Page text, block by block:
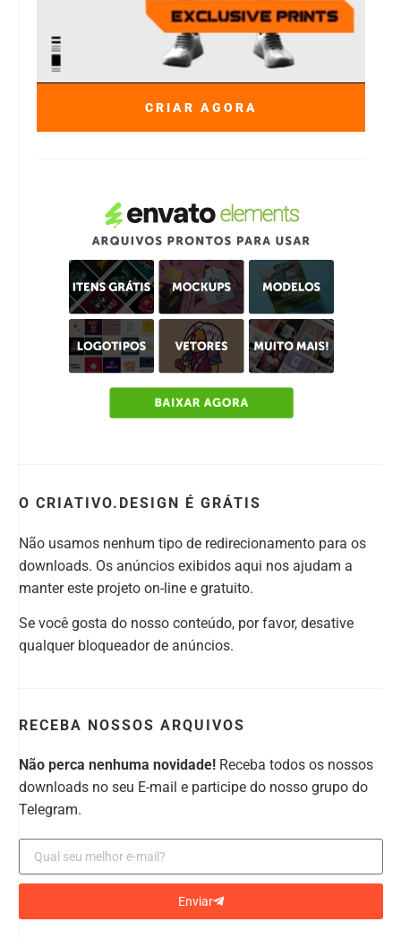
CRIAR AGORA
O CRIATIVO.DESIGN É GRÁTIS
Não usamos nenhum tipo de redirecionamento para os
downloads. Os anúncios exibidos aqui nos ajudam a
manter este projeto on-line e gratuito.
Se você gosta do nosso conteúdo, por favor, desative
qualquer bloqueador de anúncios.
RECEBA NOSSOS ARQUIVOS
Não perca nenhuma novidade! Receba todos os nossos
downloads no seu E-mail e participe do nosso grupo do
Telegram.
Enviar